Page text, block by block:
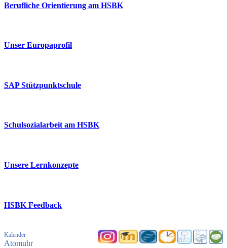
Berufliche Orientierung am HSBK
Unser Europaprofil
SAP Stützpunktschule
Schulsozialarbeit am HSBK
Unsere Lernkonzepte
HSBK Feedback
Kalender
Atomuhr